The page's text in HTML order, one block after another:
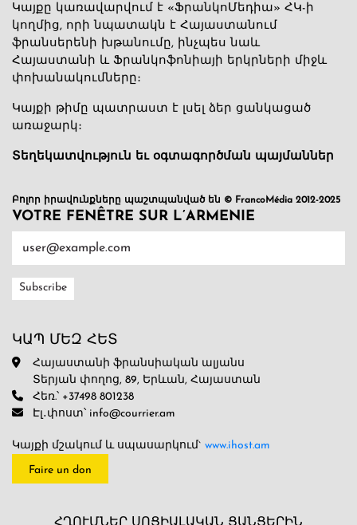
Կայքը կառավարվում է «ՖրանկոՄեդիա» ՀԿ-ի
կողմից, որի նպատակն է Հայաստանում
ֆրանսերենի խթանումը, ինչպես նաև
Հայաստանի և Ֆրանկոֆոնիայի երկրների միջև
փոխանակումները։
Կայքի թիմը պատրաստ է լսել ձեր ցանկացած
առաջարկ։
Տեղեկատվություն եւ օգտագործման պայմաններ
Բոլոր իրավունքները պաշտպանված են © FrancoMédia 2012-2025
VOTRE FENÊTRE SUR L’ARMENIE
ԿԱՊ ՄԵԶ ՀԵՏ
Հայաստանի ֆրանսիական ալյանս
Տերյան փողոց, 89, Երևան, Հայաստան
Հեռ.՝ +37498 801238
Էլ․փոստ՝ info@courrier.am
Կայքի մշակում և սպասարկում` www.ihost.am
Faire un don
ՀՂՈՒՄՆԵՐ ՍՈՑԻԱԼԱԿԱՆ ՑԱՆՑԵՐԻՆ